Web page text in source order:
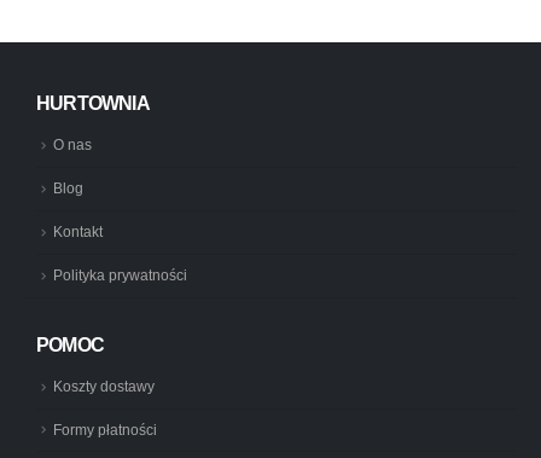
HURTOWNIA
O nas
Blog
Kontakt
Polityka prywatności
POMOC
Koszty dostawy
Formy płatności